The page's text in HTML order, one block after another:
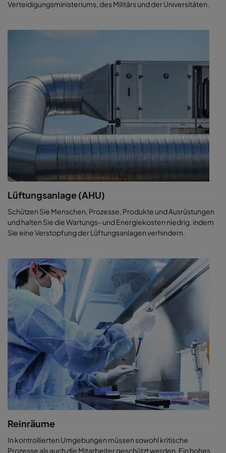
oder D, aufrecht zu erhalten. In all diesen Situationen muss die
dass Kreuzkontaminierungen das Endprodukt verunreinigen.
Prozessbereiche erfordern
unterschiedliche
Voraussetzungen
Einrichtungen mit aseptischen Prozessen erfordern für jeden
der folgenden Bereiche eine andere Luftfilterlösung:
Bereich Lösung
MAU und AHU
Waschen und Vorbereiten
sterile
Vorbereitungsräume
High-End Vorfilterung zur
Minimierung der
Gesamtbetriebskosten und
Effiziente HEPA Filtersysteme
für reibungslose
Reinraumbetriebsabläufe -
Steigern Sie den Durchsatz von
Depyrogenisiertunneln mit
Absolute D-Pyro, dem
effizientesten
Hochtemperaturfilter auf dem
Markt
Aseptische Abfüllung
Miniumgebungen wie
Restricted Access Barrier
Systems [Systeme mit
eingeschränktem
Zugang] (RABS) und
Megalam und Push-Push Filter
zum Schutz der
Arbeitsumgebung
CamSafe™ Produktreihe zum
Schutz von Arbeitern und der
Verpackungsbereiche
und sicheres Warenlager
Verteidigungsministeriums, des Militärs und der Universitäten.
Lüftungsanlage (AHU)
Schützen Sie Menschen, Prozesse, Produkte und Ausrüstungen
und halten Sie die Wartungs- und Energiekosten niedrig, indem
Sie eine Verstopfung der Lüftungsanlagen verhindern.
Reinräume
In kontrollierten Umgebungen müssen sowohl kritische
Prozesse als auch die Mitarbeiter geschützt werden. Ein hohes